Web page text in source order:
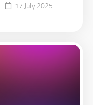
17 July 2025